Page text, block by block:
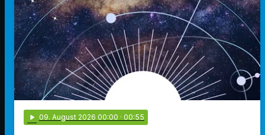
play_arrow 09. August 2026 00:00 · 00:55